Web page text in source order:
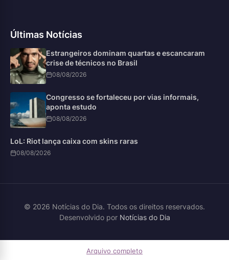
Últimas Notícias
Estrangeiros dominam quartas e escancaram
crise de técnicos no Brasil
08/08/2026
Congresso se fortaleceu por vias informais,
aponta estudo
08/08/2026
LoL: Riot lança caixa com skins raras
08/08/2026
© 2026 Notícias do Dia. Todos os direitos reservados.
Desenvolvido por Notícias do Dia
Arquivo completo